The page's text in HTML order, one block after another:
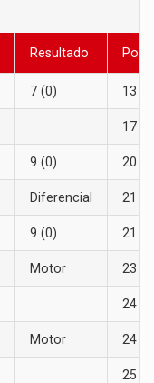
Resultado
7 (0) 13
17
9 (0) 20
Diferencial 21
9 (0) 21
Motor 23
24
Motor 24
25